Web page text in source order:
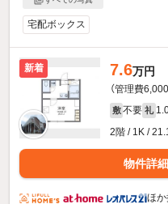
宅配ボックス
新着 7.6万円
（管理費6,000
敷 不要 礼
2階 / 1K /
物件詳
ほ